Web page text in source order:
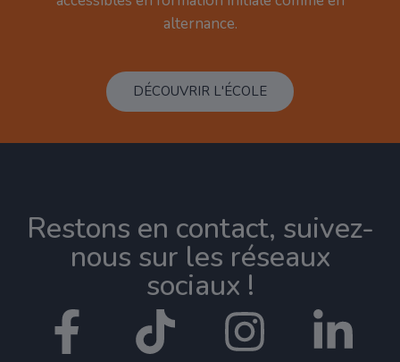
alternance.
DÉCOUVRIR L'ÉCOLE
Restons en contact, suivez-
nous sur les réseaux
sociaux !​